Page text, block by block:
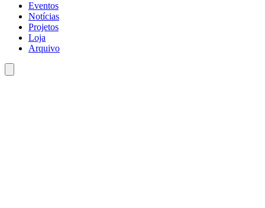
Eventos
Notícias
Projetos
Loja
Arquivo